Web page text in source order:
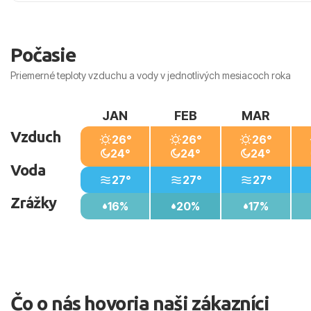
Pláže: 0 m
Letiska: 25 km (Punta Cana)
Centra mesta: 5 km
Počasie
Priemerné teploty vzduchu a vody v jednotlivých mesiacoch roka
Vzduch
Voda
Zrážky
JAN
26°
24°
27°
16%
FEB
26°
24°
27°
20%
MAR
26°
24°
27°
17%
Čo o nás hovoria naši zákazníci